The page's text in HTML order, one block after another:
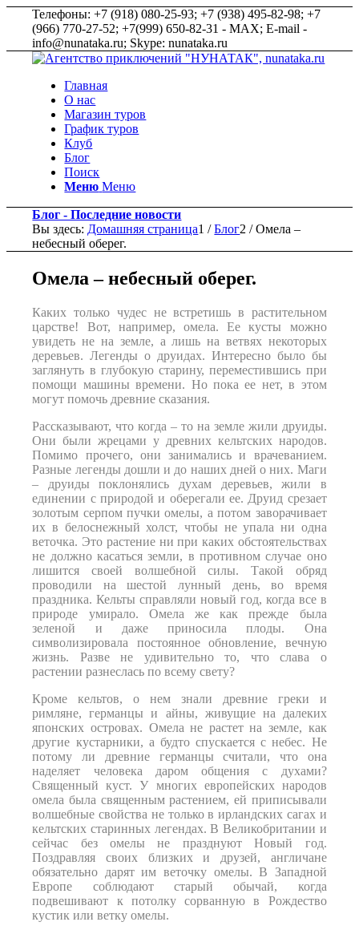
Телефоны: +7 (918) 080-25-93; +7 (938) 495-82-98; +7
(966) 770-27-52; +7(999) 650-82-31 - MAX; E-mail -
info@nunataka.ru; Skype: nunataka.ru
Главная
О нас
Магазин туров
График туров
Клуб
Блог
Поиск
Меню Меню
Блог - Последние новости
Вы здесь: Домашняя страница1 / Блог2 / Омела –
небесный оберег.
Омела – небесный оберег.
Каких только чудес не встретишь в растительном
царстве! Вот, например, омела. Ее кусты можно
увидеть не на земле, а лишь на ветвях некоторых
деревьев. Легенды о друидах. Интересно было бы
заглянуть в глубокую старину, переместившись при
помощи машины времени. Но пока ее нет, в этом
могут помочь древние сказания.
Рассказывают, что когда – то на земле жили друиды.
Они были жрецами у древних кельтских народов.
Помимо прочего, они занимались и врачеванием.
Разные легенды дошли и до наших дней о них. Маги
– друиды поклонялись духам деревьев, жили в
единении с природой и оберегали ее. Друид срезает
золотым серпом пучки омелы, а потом заворачивает
их в белоснежный холст, чтобы не упала ни одна
веточка. Это растение ни при каких обстоятельствах
не должно касаться земли, в противном случае оно
лишится своей волшебной силы. Такой обряд
проводили на шестой лунный день, во время
праздника. Кельты справляли новый год, когда все в
природе умирало. Омела же как прежде была
зеленой и даже приносила плоды. Она
символизировала постоянное обновление, вечную
жизнь. Разве не удивительно то, что слава о
растении разнеслась по всему свету?
Кроме кельтов, о нем знали древние греки и
римляне, германцы и айны, живущие на далеких
японских островах. Омела не растет на земле, как
другие кустарники, а будто спускается с небес. Не
потому ли древние германцы считали, что она
наделяет человека даром общения с духами?
Священный куст. У многих европейских народов
омела была священным растением, ей приписывали
волшебные свойства не только в ирландских сагах и
кельтских старинных легендах. В Великобритании и
сейчас без омелы не празднуют Новый год.
Поздравляя своих близких и друзей, англичане
обязательно дарят им веточку омелы. В Западной
Европе соблюдают старый обычай, когда
подвешивают к потолку сорванную в Рождество
кустик или ветку омелы.